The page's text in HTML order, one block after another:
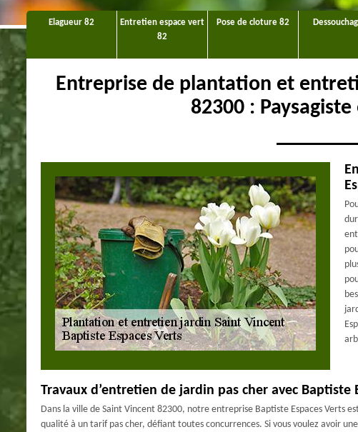
Elagueur 82
Entretien espace vert
82
Pose de cloture 82
Entreprise de plantation et
82300 :
Travaux d’entretien de jardin pas cher avec Baptiste
Dans la ville de Saint Vincent 82300, notre entreprise Baptiste Espaces Verts
qualité à un tarif pas cher, défiant toutes concurrences. Si vous voulez avoir